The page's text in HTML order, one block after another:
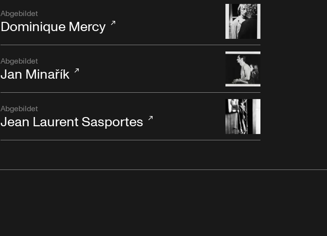
Abgebildet
Dominique Mercy
Abgebildet
Jan Minařík
Abgebildet
Jean Laurent Sasportes